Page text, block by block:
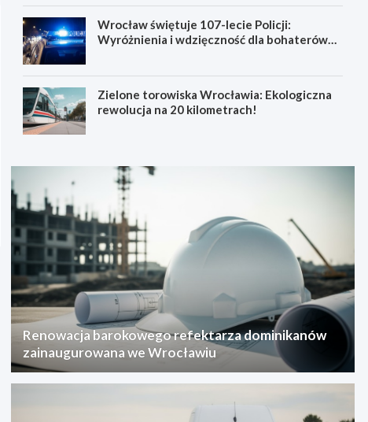
Wrocław świętuje 107-lecie Policji:
Wyróżnienia i wdzięczność dla bohaterów
Zielone torowiska Wrocławia: Ekologiczna
rewolucja na 20 kilometrach!
Renowacja barokowego refektarza dominikanów
zainaugurowana we Wrocławiu